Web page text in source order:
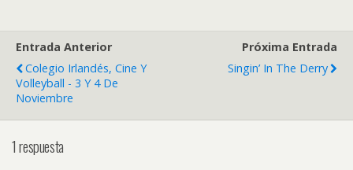
Entrada Anterior
Colegio Irlandés, Cine Y
Volleyball - 3 Y 4 De
Noviembre
Próxima Entrada
Singin’ In The Derry
1 respuesta